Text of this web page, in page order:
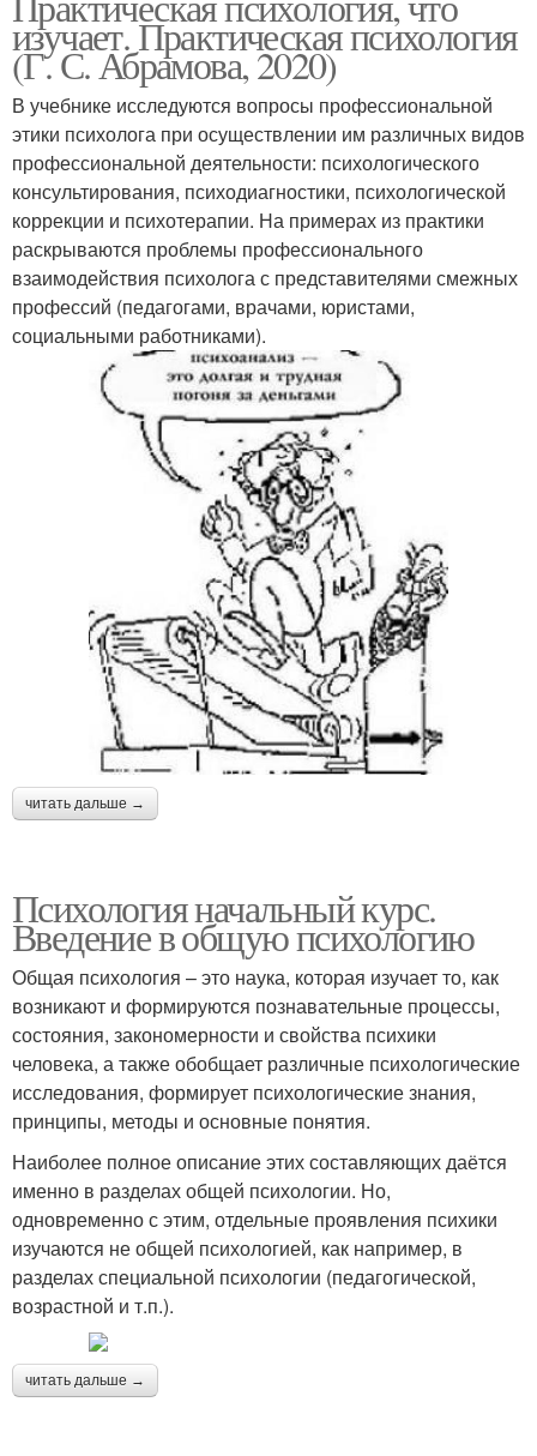
изучает. Практическая психология
(Г. С. Абрамова, 2020)
В учебнике исследуются вопросы профессиональной
этики психолога при осуществлении им различных видов
профессиональной деятельности: психологического
консультирования, психодиагностики, психологической
коррекции и психотерапии. На примерах из практики
раскрываются проблемы профессионального
взаимодействия психолога с представителями смежных
профессий (педагогами, врачами, юристами,
социальными работниками).
читать дальше →
Психология начальный курс.
Введение в общую психологию
Общая психология – это наука, которая изучает то, как
возникают и формируются познавательные процессы,
состояния, закономерности и свойства психики
человека, а также обобщает различные психологические
исследования, формирует психологические знания,
принципы, методы и основные понятия.
Наиболее полное описание этих составляющих даётся
именно в разделах общей психологии. Но,
одновременно с этим, отдельные проявления психики
изучаются не общей психологией, как например, в
разделах специальной психологии (педагогической,
возрастной и т.п.).
читать дальше →